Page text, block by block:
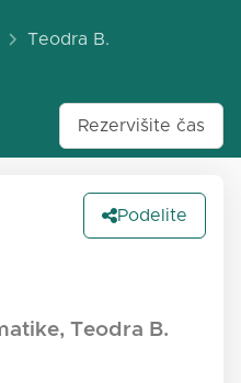
Teodra B.
Rezervišite čas
Podelite
Teodra B.